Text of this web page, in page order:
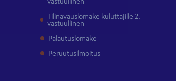
vastuullinen
Tilinavauslomake kuluttajille 2.
vastuullinen
Palautuslomake
Peruutusilmoitus